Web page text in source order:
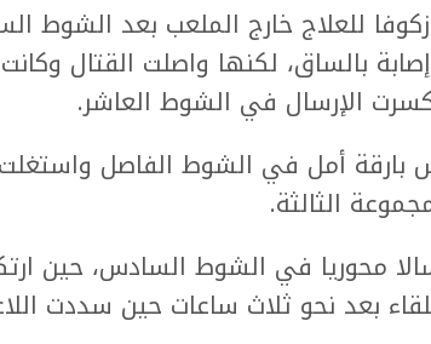
للعلاج خارج الملعب بعد الشوط
بالساق، لكنها واصلت القتال
الإرسال في الشوط العاشر.
أمل في الشوط الفاصل واستغلت
الثالثة.
محوريا في الشوط السادس، حين
بعد نحو ثلاث ساعات حين سددت